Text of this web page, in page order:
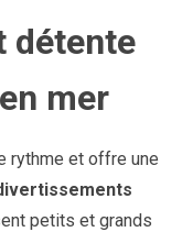
détente
mer
rythme et offre une
petits et grands